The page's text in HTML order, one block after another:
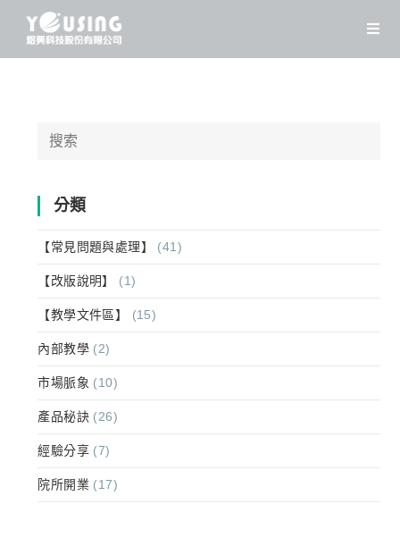
Search
分類
【常見問題與處理】 (41)
【改版說明】 (1)
【教學文件區】 (15)
內部教學 (2)
市場脈象 (10)
產品秘訣 (26)
經驗分享 (7)
院所開業 (17)